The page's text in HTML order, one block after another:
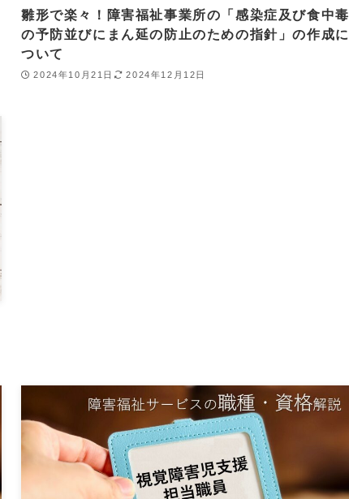
雛形で楽々！障害福祉事業所の「感染症及び食中毒
の予防並びにまん延の防止のための指針」の作成に
ついて
2024年10月21日 2024年12月12日